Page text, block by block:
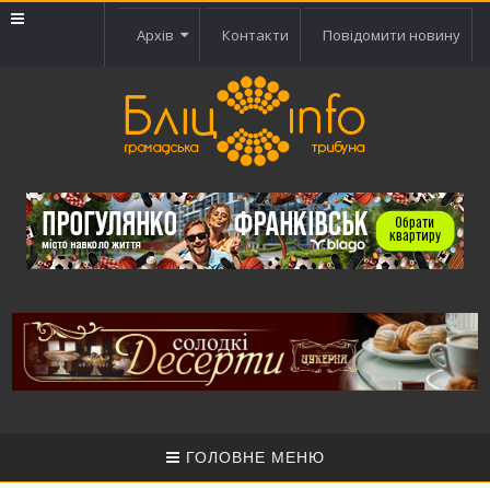
Архів Контакти Повідомити новину
ГОЛОВНЕ МЕНЮ